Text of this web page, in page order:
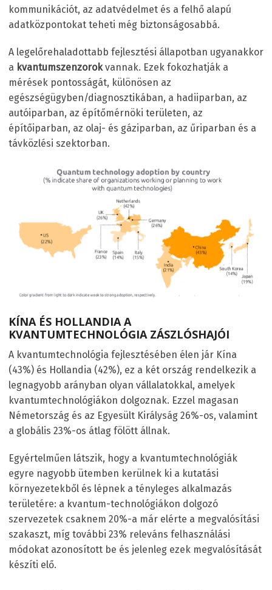
kommunikációt, az adatvédelmet és a felhő alapú
adatközpontokat teheti még biztonságosabbá.
A legelőrehaladottabb fejlesztési állapotban ugyanakkor
a kvantumszenzorokvannak. Ezek fokozhatják a
mérések pontosságát, különösen az
egészségügyben/diagnosztikában, a hadiiparban, az
autóiparban, az építőmérnöki területen, az
építőiparban, az olaj- és gáziparban, az űriparban és a
távközlési szektorban.
KÍNA ÉS HOLLANDIA A
KVANTUMTECHNOLÓGIA ZÁSZLÓSHAJÓI
A kvantumtechnológia fejlesztésében élen jár Kína
(43%) és Hollandia (42%), ez a két ország rendelkezik a
legnagyobb arányban olyan vállalatokkal, amelyek
kvantumtechnológiákon dolgoznak. Ezzel magasan
Németország és az Egyesült Királyság 26%-os, valamint
a globális 23%-os átlag fölött állnak.
Egyértelműen látszik, hogy a kvantumtechnológiák
egyre nagyobb ütemben kerülnek ki a kutatási
környezetekből és lépnek a tényleges alkalmazás
területére: a kvantum-technológiákon dolgozó
szervezetek csaknem 20%-a már elérte a megvalósítási
szakaszt, míg további 23% releváns felhasználási
módokat azonosított be és jelenleg ezek megvalósítását
készíti elő.